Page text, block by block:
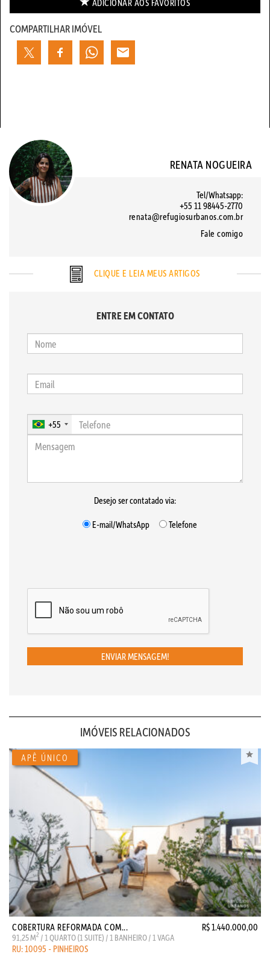
ADICIONAR AOS FAVORITOS
COMPARTILHAR IMÓVEL
RENATA NOGUEIRA
Tel/Whatsapp:
+55 11 98445-2770
renata@refugiosurbanos.com.br
Fale comigo
CLIQUE E LEIA MEUS ARTIGOS
ENTRE EM CONTATO
+55
Desejo ser contatado via:
E-mail/WhatsApp
Telefone
ENVIAR MENSAGEM!
IMÓVEIS RELACIONADOS
COBERTURA REFORMADA COM... R$ 1.440.000,00
91,25 M2 / 1 QUARTO (1 SUITE) / 1 BANHEIRO / 1 VAGA
RU: 10095 - PINHEIROS